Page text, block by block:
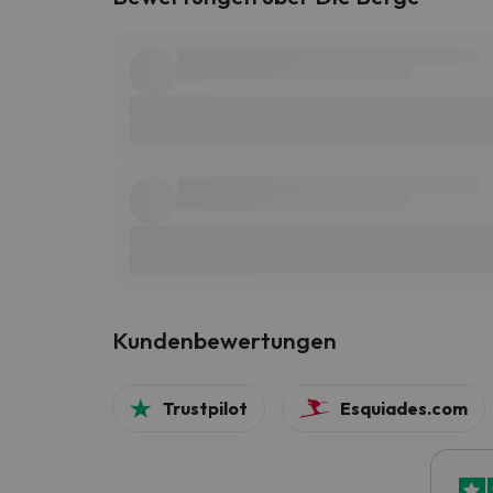
Kundenbewertungen
Trustpilot Esquiades.com